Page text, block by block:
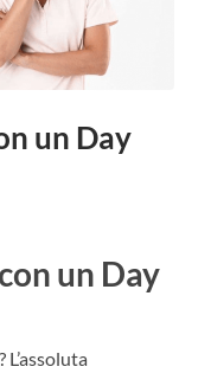
un Day
un Day